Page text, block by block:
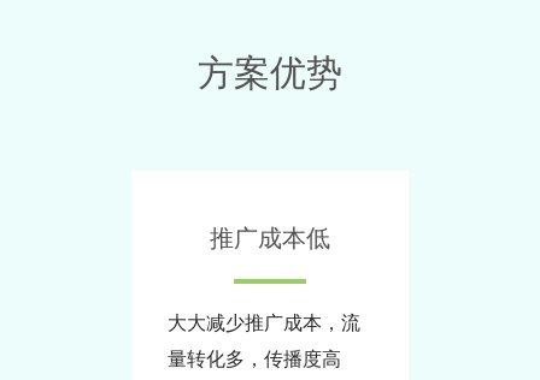
方案优势
推广成本低
大大减少推广成本，流
量转化多，传播度高